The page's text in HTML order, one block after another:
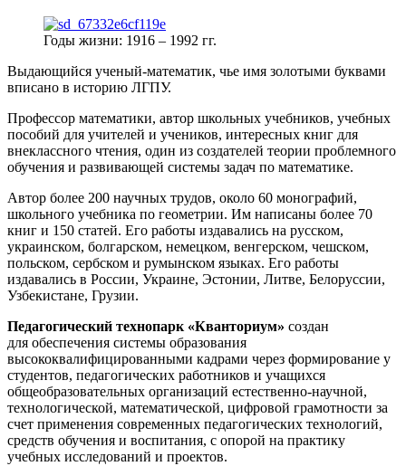
Годы жизни: 1916 – 1992 гг.
Выдающийся ученый-математик, чье имя золотыми буквами
вписано в историю ЛГПУ.
Профессор математики, автор школьных учебников, учебных
пособий для учителей и учеников, интересных книг для
внеклассного чтения, один из создателей теории проблемного
обучения и развивающей системы задач по математике.
Автор более 200 научных трудов, около 60 монографий,
школьного учебника по геометрии. Им написаны более 70
книг и 150 статей. Его работы издавались на русском,
украинском, болгарском, немецком, венгерском, чешском,
польском, сербском и румынском языках. Его работы
издавались в России, Украине, Эстонии, Литве, Белоруссии,
Узбекистане, Грузии.
Педагогический технопарк «Кванториум» создан
для обеспечения системы образования
высококвалифицированными кадрами через формирование у
студентов, педагогических работников и учащихся
общеобразовательных организаций естественно-научной,
технологической, математической, цифровой грамотности за
счет применения современных педагогических технологий,
средств обучения и воспитания, с опорой на практику
учебных исследований и проектов.